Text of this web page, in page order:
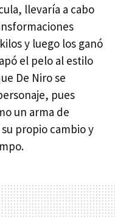
llevaría a cabo
y luego los ganó
el pelo al estilo
De Niro se
pues
un arma de
propio cambio y